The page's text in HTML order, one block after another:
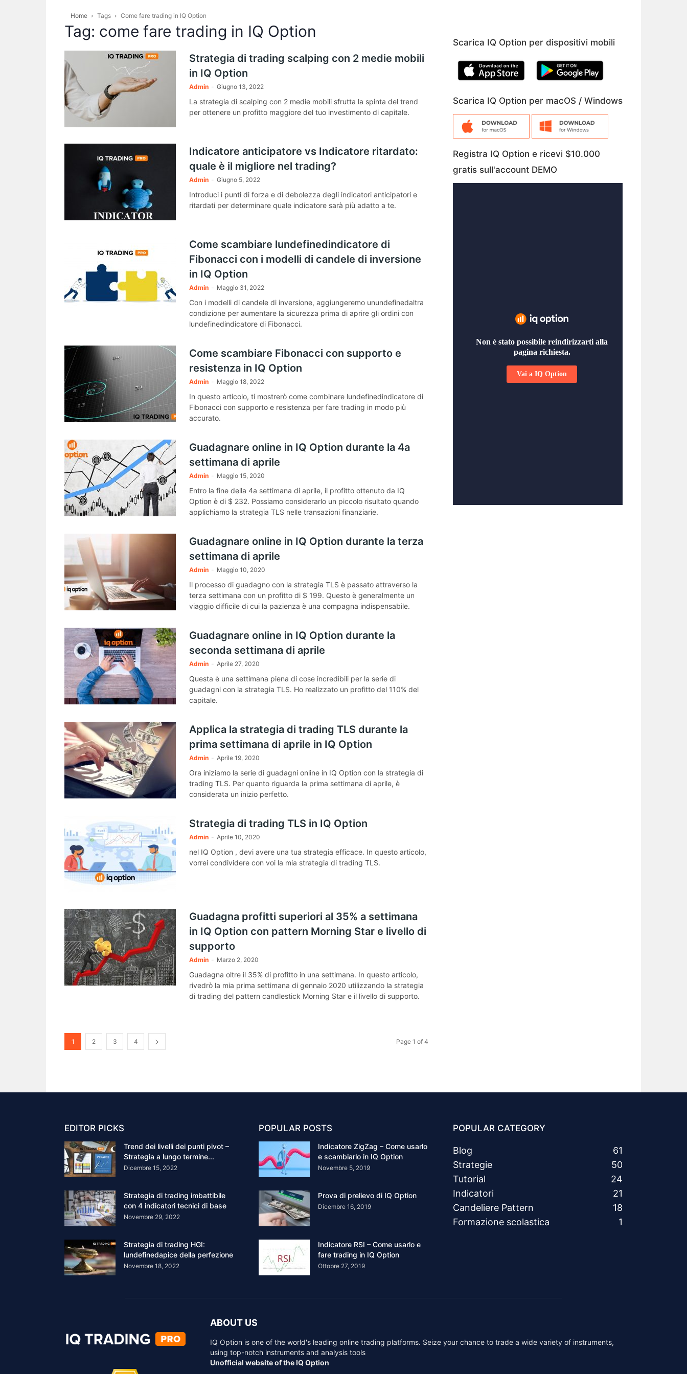
Home Tags Come fare trading in IQ Option
Tag: come fare trading in IQ Option
Strategia di trading scalping con 2 medie mobili
in IQ Option
Admin - Giugno 13, 2022
La strategia di scalping con 2 medie mobili sfrutta la spinta del trend
per ottenere un profitto maggiore del tuo investimento di capitale.
Indicatore anticipatore vs Indicatore ritardato:
quale è il migliore nel trading?
Admin - Giugno 5, 2022
Introduci i punti di forza e di debolezza degli indicatori anticipatori e
ritardati per determinare quale indicatore sarà più adatto a te.
Come scambiare lundefinedindicatore di
Fibonacci con i modelli di candele di inversione
in IQ Option
Admin - Maggio 31, 2022
Con i modelli di candele di inversione, aggiungeremo unundefinedaltra
condizione per aumentare la sicurezza prima di aprire gli ordini con
lundefinedindicatore di Fibonacci.
Come scambiare Fibonacci con supporto e
resistenza in IQ Option
Admin - Maggio 18, 2022
In questo articolo, ti mostrerò come combinare lundefinedindicatore di
Fibonacci con supporto e resistenza per fare trading in modo più
accurato.
Guadagnare online in IQ Option durante la 4a
settimana di aprile
Admin - Maggio 15, 2020
Entro la fine della 4a settimana di aprile, il profitto ottenuto da IQ
Option è di $ 232. Possiamo considerarlo un piccolo risultato quando
applichiamo la strategia TLS nelle transazioni finanziarie.
Guadagnare online in IQ Option durante la terza
settimana di aprile
Admin - Maggio 10, 2020
Il processo di guadagno con la strategia TLS è passato attraverso la
terza settimana con un profitto di $ 199. Questo è generalmente un
viaggio difficile di cui la pazienza è una compagna indispensabile.
Guadagnare online in IQ Option durante la
seconda settimana di aprile
Admin - Aprile 27, 2020
Questa è una settimana piena di cose incredibili per la serie di
guadagni con la strategia TLS. Ho realizzato un profitto del 110% del
capitale.
Applica la strategia di trading TLS durante la
prima settimana di aprile in IQ Option
Admin - Aprile 19, 2020
Ora iniziamo la serie di guadagni online in IQ Option con la strategia di
trading TLS. Per quanto riguarda la prima settimana di aprile, è
considerata un inizio perfetto.
Strategia di trading TLS in IQ Option
Admin - Aprile 10, 2020
nel IQ Option , devi avere una tua strategia efficace. In questo articolo,
vorrei condividere con voi la mia strategia di trading TLS.
Guadagna profitti superiori al 35% a settimana
in IQ Option con pattern Morning Star e livello di
supporto
Admin - Marzo 2, 2020
Guadagna oltre il 35% di profitto in una settimana. In questo articolo,
rivedrò la mia prima settimana di gennaio 2020 utilizzando la strategia
di trading del pattern candlestick Morning Star e il livello di supporto.
1 2 3 4 Page 1 of 4
Scarica IQ Option per dispositivi mobili
Scarica IQ Option per macOS / Windows
Registra IQ Option e ricevi $10.000
gratis sull'account DEMO
EDITOR PICKS
Trend dei livelli dei punti pivot –
Strategia a lungo termine...
Dicembre 15, 2022
Strategia di trading imbattibile
con 4 indicatori tecnici di base
Novembre 29, 2022
Strategia di trading HGI:
lundefinedapice della perfezione
Novembre 18, 2022
POPULAR POSTS
Indicatore ZigZag – Come usarlo
e scambiarlo in IQ Option
Novembre 5, 2019
Prova di prelievo di IQ Option
Dicembre 16, 2019
Indicatore RSI – Come usarlo e
fare trading in IQ Option
Ottobre 27, 2019
POPULAR CATEGORY
Blog
61
Strategie
50
Tutorial
24
Indicatori
21
Candeliere Pattern
18
Formazione scolastica
1
ABOUT US
IQ Option is one of the world's leading online trading platforms. Seize your chance to trade a wide variety of instruments,
using top-notch instruments and analysis tools
Unofficial website of the IQ Option